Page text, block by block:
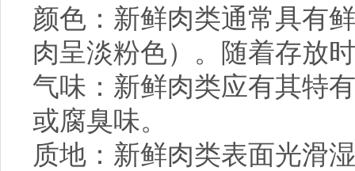
颜色：新鲜肉类通常具有
肉呈淡粉色）。随着存放
气味：新鲜肉类应有其特
或腐臭味。
质地：新鲜肉类表面光滑